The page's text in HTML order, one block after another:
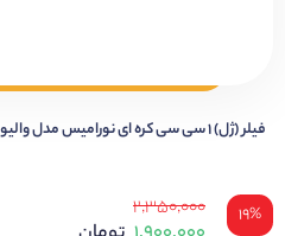
فیلر (ژل) ۱ سی سی کره ای نورامیس مدل والیوم
۱۹% ۲,۳۵۰,۰۰۰